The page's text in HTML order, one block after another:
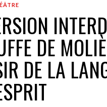
DE
DE LA